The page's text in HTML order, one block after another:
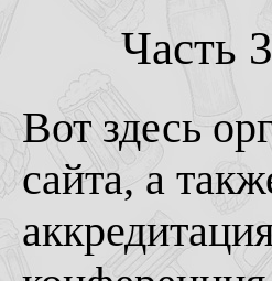
Часть
Вот здесь
сайта, а